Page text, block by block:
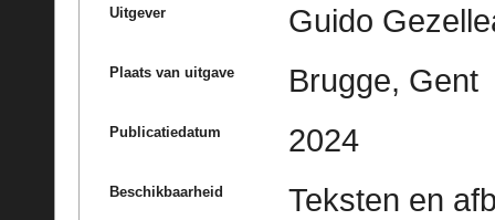
Uitgever Guido
Plaats van uitgave Brugge, Gent
Publicatiedatum 2024
Beschikbaarheid
Teksten en